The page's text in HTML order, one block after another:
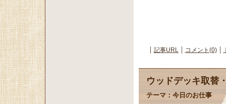
記事URL コメント(0)
ウッドデッキ取替
テーマ：今日のお仕事